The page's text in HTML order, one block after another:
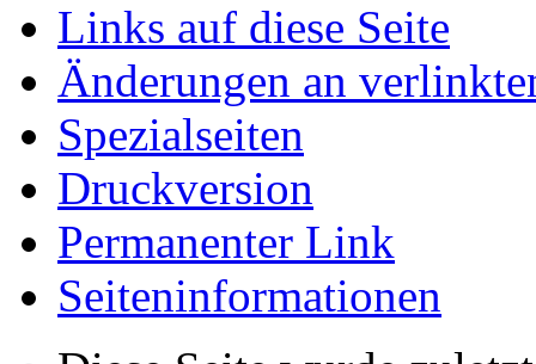
Links auf diese Seite
Änderungen an
Spezialseiten
Druckversion
Permanenter Link
Seiten­­informationen